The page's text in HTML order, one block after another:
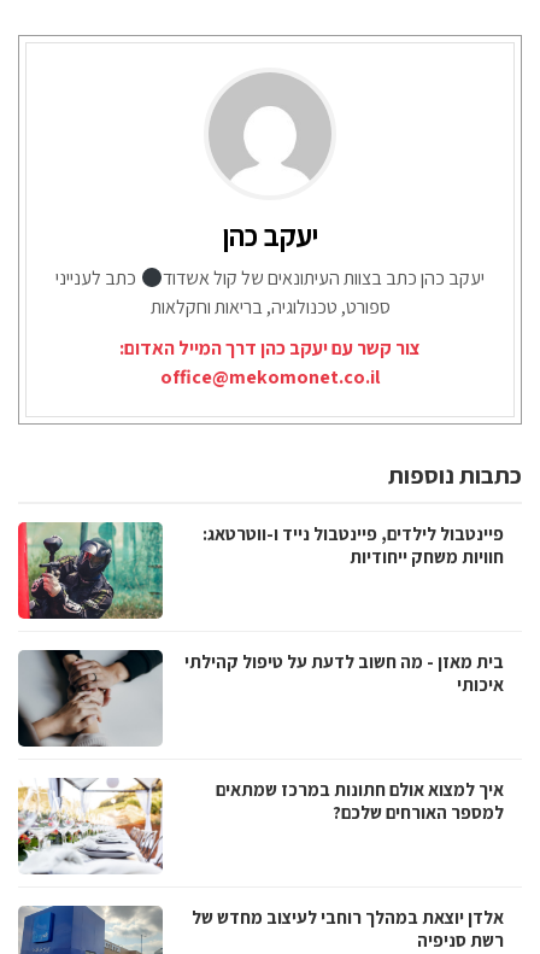
יעקב כהן
יעקב כהן כתב בצוות העיתונאים של קול אשדוד
כתב לענייני
ספורט, טכנולוגיה, בריאות וחקלאות
צור קשר עם יעקב כהן דרך המייל האדום:
office@mekomonet.co.il
כתבות נוספות
פיינטבול לילדים, פיינטבול נייד ו-ווטרטאג:
חוויות משחק ייחודיות
בית מאזן - מה חשוב לדעת על טיפול קהילתי
איכותי
איך למצוא אולם חתונות במרכז שמתאים
למספר האורחים שלכם?
אלדן יוצאת במהלך רוחבי לעיצוב מחדש של
רשת סניפיה